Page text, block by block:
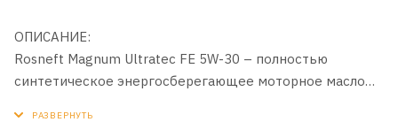
ОПИСАНИЕ:
Rosneft Magnum Ultratec FE 5W-30 – полностью
синтетическое энергосберегающее моторное масло